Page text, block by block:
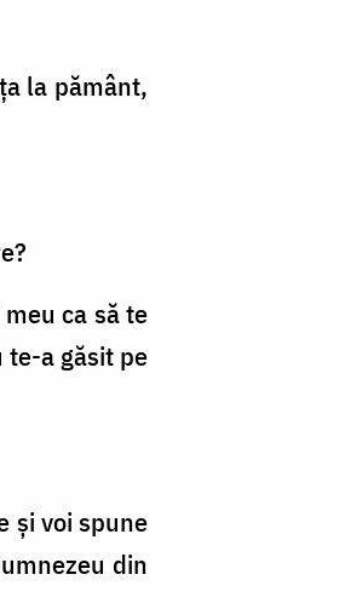
la pământ,
ca să te
te-a găsit pe
şi voi spune
din